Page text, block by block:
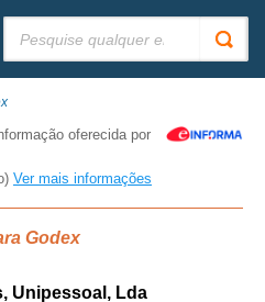
oferecida por
Ver mais informações
Godex
Unipessoal, Lda